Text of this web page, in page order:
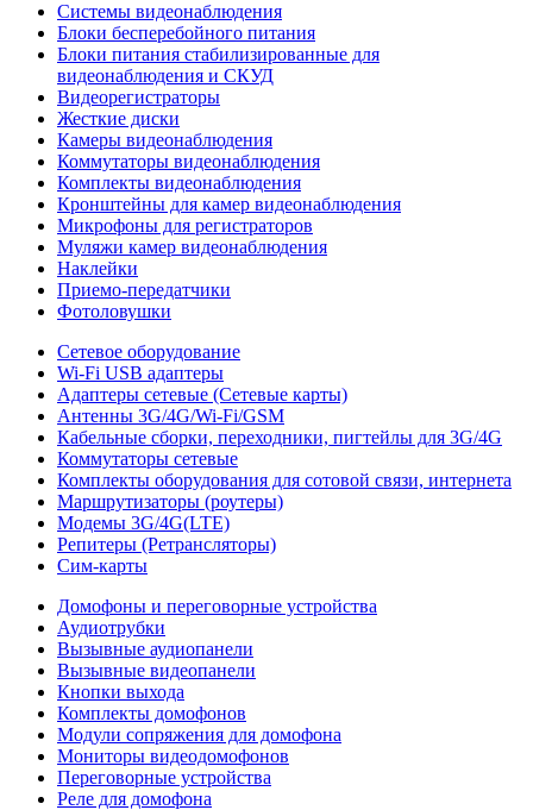
Системы видеонаблюдения
Блоки бесперебойного питания
Блоки питания стабилизированные для
видеонаблюдения и СКУД
Видеорегистраторы
Жесткие диски
Камеры видеонаблюдения
Коммутаторы видеонаблюдения
Комплекты видеонаблюдения
Кронштейны для камер видеонаблюдения
Микрофоны для регистраторов
Муляжи камер видеонаблюдения
Наклейки
Приемо-передатчики
Фотоловушки
Сетевое оборудование
Wi-Fi USB адаптеры
Адаптеры сетевые (Сетевые карты)
Антенны 3G/4G/Wi-Fi/GSM
Кабельные сборки, переходники, пигтейлы для 3G/4G
Коммутаторы сетевые
Комплекты оборудования для сотовой связи, интернета
Маршрутизаторы (роутеры)
Модемы 3G/4G(LTE)
Репитеры (Ретрансляторы)
Сим-карты
Домофоны и переговорные устройства
Аудиотрубки
Вызывные аудиопанели
Вызывные видеопанели
Кнопки выхода
Комплекты домофонов
Модули сопряжения для домофона
Мониторы видеодомофонов
Переговорные устройства
Реле для домофона